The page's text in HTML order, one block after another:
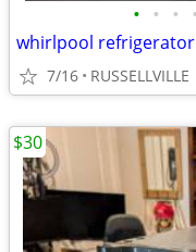
• • • •
whirlpool
7/16 RUSSELLVILLE
$30